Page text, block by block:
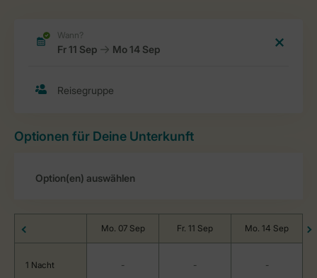
Optionen für Deine Unterkunft
Mo. 07 Sep Fr. 11 Sep Mo. 14 Sep
1 Nacht - - -